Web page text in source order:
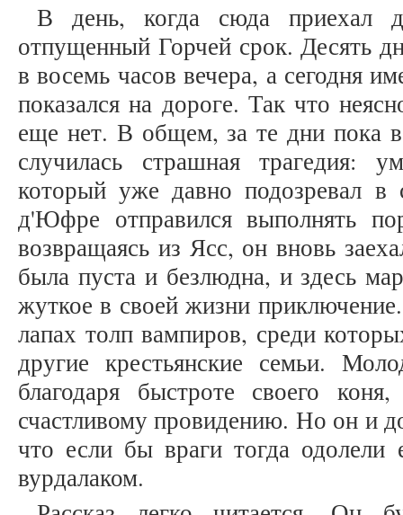
В день, когда сюда приехал
отпущенный Горчей срок. Десять
в восемь часов вечера, а сегодня
показался на дороге. Так что
еще нет. В общем, за те дни пока
случилась страшная трагедия:
который уже давно подозревал в
д'Юфре отправился выполнять
возвращаясь из Ясс, он вновь
была пуста и безлюдна, и здесь
жуткое в своей жизни
лапах толп вампиров, среди
другие крестьянские семьи.
благодаря быстроте своего
счастливому провидению. Но он и
что если бы враги тогда
вурдалаком.